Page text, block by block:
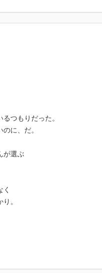
て大変親切な人です。症例に
つもりだった。
に、だ。
が選ぶ
。